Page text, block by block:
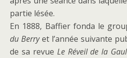
partie lésée.
En 1888, Baffier fonda le
du Berryet l’année suivante
de sa revue Le Réveil de la